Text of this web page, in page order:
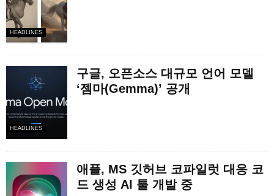
HEADLINES
HEADLINES
구글, 오픈소스 대규모 언어 모델
‘젬마(Gemma)’ 공개
애플, MS 깃허브 코파일럿 대응 코
드 생성 AI 툴 개발 중